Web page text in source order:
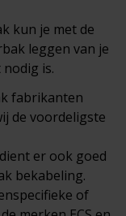
kun je met de
leggen van je
is.
fabrikanten
de voordeligste
er ook goed
bekabeling.
of